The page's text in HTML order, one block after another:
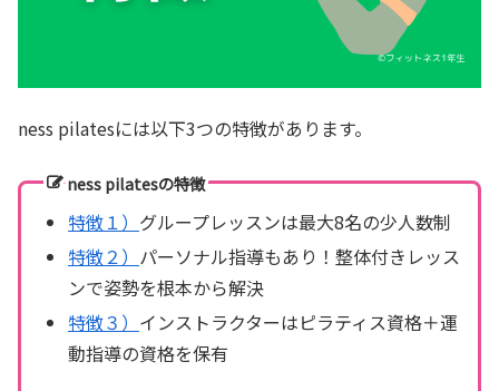
ness pilatesには以下3つの特徴があります。
ness pilatesの特徴
特徴１） グループレッスンは最大8名の少人数制
特徴２） パーソナル指導もあり！整体付きレッス
ンで姿勢を根本から解決
特徴３） インストラクターはピラティス資格＋運
動指導の資格を保有